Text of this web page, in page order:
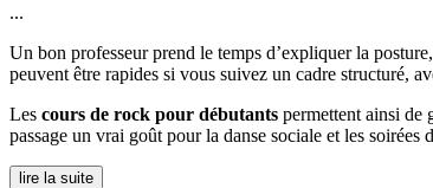
...
Un bon professeur prend le temps d’expliquer la
peuvent être rapides si vous suivez un cadre structuré,
Les cours de rock pour débutants permettent ainsi de
passage un vrai goût pour la danse sociale et les soirées
lire la suite